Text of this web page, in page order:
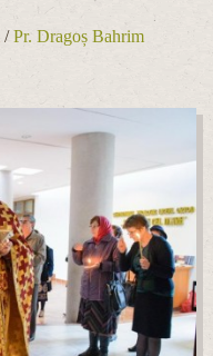
/Pr. Dragoș Bahrim